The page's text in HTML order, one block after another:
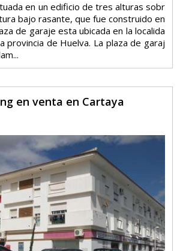
en un edificio de tres alturas sobr
bajo rasante, que fue construido en
de garaje esta ubicada en la localida
provincia de Huelva. La plaza de garaj
en venta en Cartaya